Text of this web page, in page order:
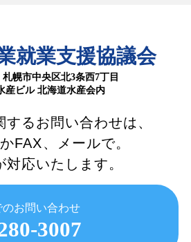
就業支援協議会
札幌市中央区北3条西7丁目
産ビル 北海道水産会内
るお問い合わせは、
FAX、メールで。
対応いたします。
のお問い合わせ
3007